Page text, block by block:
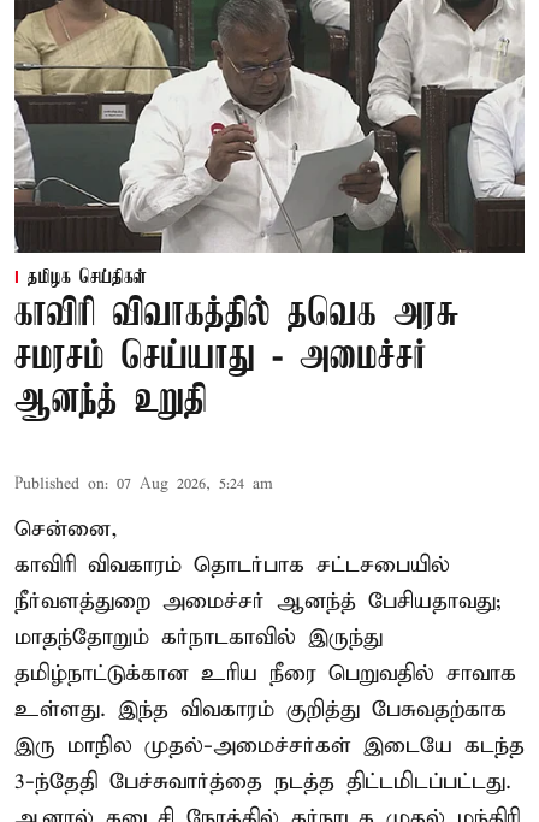
தமிழக செய்திகள்
காவிரி விவாகத்தில் தவெக அரசு
சமரசம் செய்யாது - அமைச்சர்
ஆனந்த் உறுதி
Published on: 07 Aug 2026, 5:24 am
சென்னை,
காவிரி விவகாரம் தொடர்பாக சட்டசபையில்
நீர்வளத்துறை அமைச்சர் ஆனந்த் பேசியதாவது;
மாதந்தோறும் கர்நாடகாவில் இருந்து
தமிழ்நாட்டுக்கான உரிய நீரை பெறுவதில் சாவாக
உள்ளது. இந்த விவகாரம் குறித்து பேசுவதற்காக
இரு மாநில முதல்-அமைச்சர்கள் இடையே கடந்த
3-ந்தேதி பேச்சுவார்த்தை நடத்த திட்டமிடப்பட்டது.